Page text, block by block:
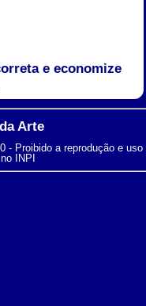
e economize
Arte
- Proibido a reprodução e uso
INPI